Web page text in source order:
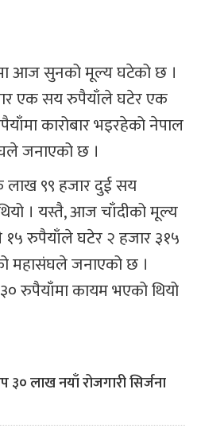
आज सुनको मूल्य घटेको छ ।
एक सय रुपैयाँले घटेर एक
कारोबार भइरहेको नेपाल
जनाएको छ ।
९९ हजार दुई सय
। यस्तै, आज चाँदीको मूल्य
रुपैयाँले घटेर २ हजार ३१५
महासंघले जनाएको छ ।
रुपैयाँमा कायम भएको थियो
लाख नयाँ रोजगारी सिर्जना